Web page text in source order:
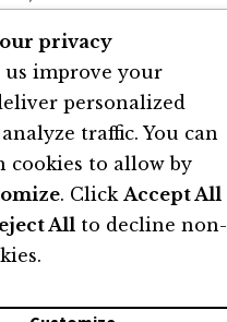
privacy
us improve your
personalized
traffic. You can
cookies to allow by
. Click Accept All
All to decline non-